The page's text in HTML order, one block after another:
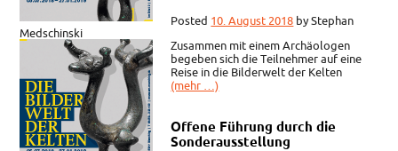
Posted 10. August 2018 byStephan
Medschinski
Zusammen mit einem Archäologen
begeben sich die Teilnehmer auf eine
Reise in die Bilderwelt der Kelten
(mehr …)
Offene Führung durch die
Sonderausstellung